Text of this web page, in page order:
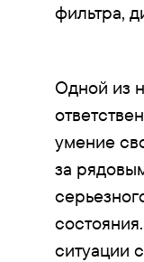
фильтра,
Одной из
умение
за
ситуации